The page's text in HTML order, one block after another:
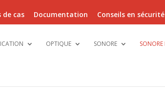
de cas Documentation Conseils en sécurité
OPTIQUE SONORE